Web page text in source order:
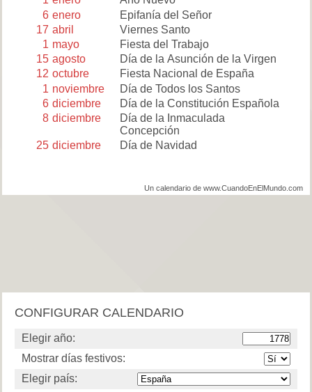
6 enero
Epifanía del Señor
17 abril
Viernes Santo
1 mayo
Fiesta del Trabajo
15 agosto
Día de la Asunción de la Virgen
12 octubre
Fiesta Nacional de España
1 noviembre
Día de Todos los Santos
6 diciembre
Día de la Constitución Española
8 diciembre
Día de la Inmaculada
Concepción
25 diciembre Día de Navidad
Un calendario de www.CuandoEnElMundo.com
CONFIGURAR CALENDARIO
Elegir año:
Mostrar días festivos:
Elegir país: